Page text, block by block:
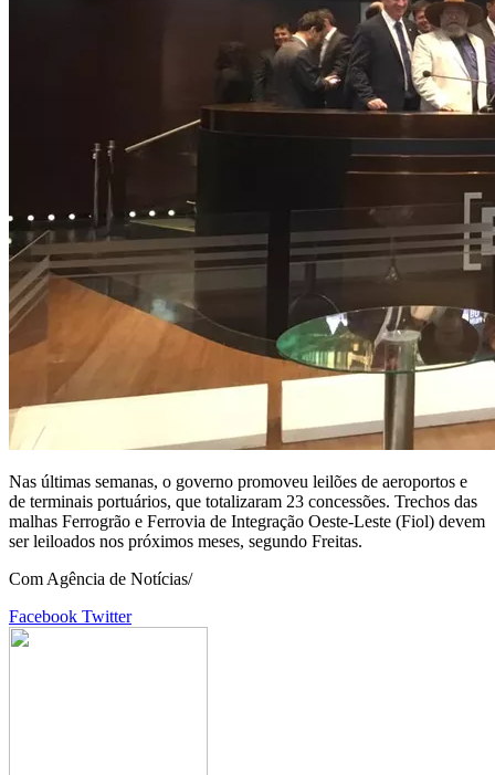
Nas últimas semanas, o governo promoveu leilões de aeroportos e
de terminais portuários, que totalizaram 23 concessões. Trechos das
malhas Ferrogrão e Ferrovia de Integração Oeste-Leste (Fiol) devem
ser leiloados nos próximos meses, segundo Freitas.
Com Agência de Notícias/
Facebook TwitterGoogle+
LinkedIn
StumbleUpon
Tumblr
Pinterest
Reddit
VKontakte
Share
Print